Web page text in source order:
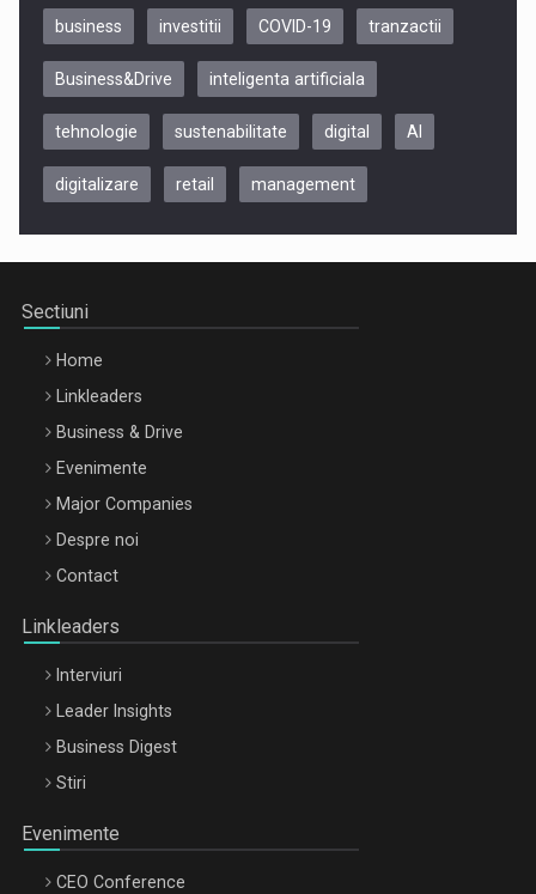
Be Inspired. Make it Happen!, CLUJ, 9 Decembrie
Be Inspired. Make it Happen!, ARTEMIS LETO, ORADEA, 8
Octombrie
business investitii COVID-19 tranzactii
Business&Drive inteligenta artificiala
tehnologie sustenabilitate digital AI
digitalizare retail management
Sectiuni
Home
Linkleaders
Business & Drive
Evenimente
Major Companies
Despre noi
Contact
Linkleaders
Interviuri
Leader Insights
Business Digest
Stiri
Evenimente
CEO Conference